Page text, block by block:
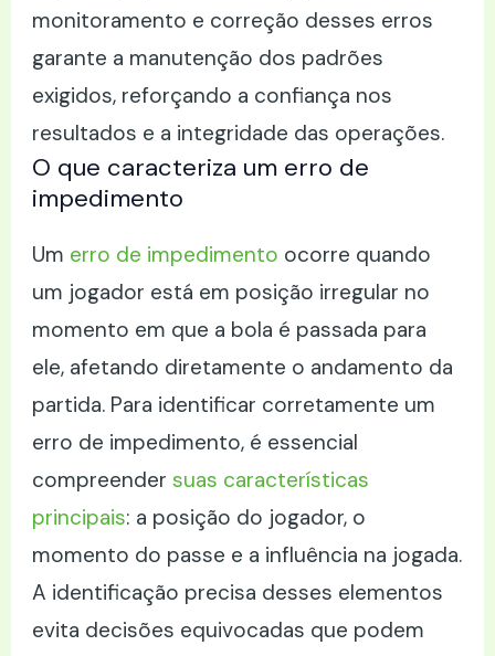
monitoramento e correção desses erros
garante a manutenção dos padrões
exigidos, reforçando a confiança nos
resultados e a integridade das operações.
O que caracteriza um erro de
impedimento
Um erro de impedimento ocorre quando
um jogador está em posição irregular no
momento em que a bola é passada para
ele, afetando diretamente o andamento da
partida. Para identificar corretamente um
erro de impedimento, é essencial
compreendersuas características
principais: a posição do jogador, o
momento do passe e a influência na jogada.
A identificação precisa desses elementos
evita decisões equivocadas que podem